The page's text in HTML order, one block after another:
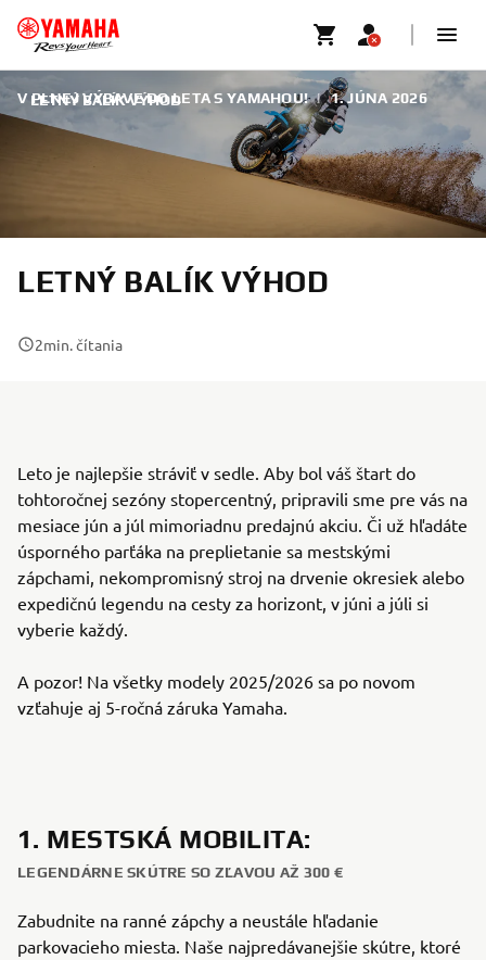
LETNÝ BALÍK VÝHOD
V PLNEJ VÝBAVE DO LETA S YAMAHOU! | 1. JÚNA 2026
LETNÝ BALÍK VÝHOD
2min. čítania
Leto je najlepšie stráviť v sedle. Aby bol váš štart do
tohtoročnej sezóny stopercentný, pripravili sme pre vás na
mesiace jún a júl mimoriadnu predajnú akciu. Či už hľadáte
úsporného parťáka na preplietanie sa mestskými
zápchami, nekompromisný stroj na drvenie okresiek alebo
expedičnú legendu na cesty za horizont, v júni a júli si
vyberie každý.
A pozor! Na všetky modely 2025/2026 sa po novom
vzťahuje aj 5-ročná záruka Yamaha.
1. MESTSKÁ MOBILITA:
LEGENDÁRNE SKÚTRE SO ZĽAVOU AŽ 300 €
Zabudnite na ranné zápchy a neustále hľadanie
parkovacieho miesta. Naše najpredávanejšie skútre, ktoré